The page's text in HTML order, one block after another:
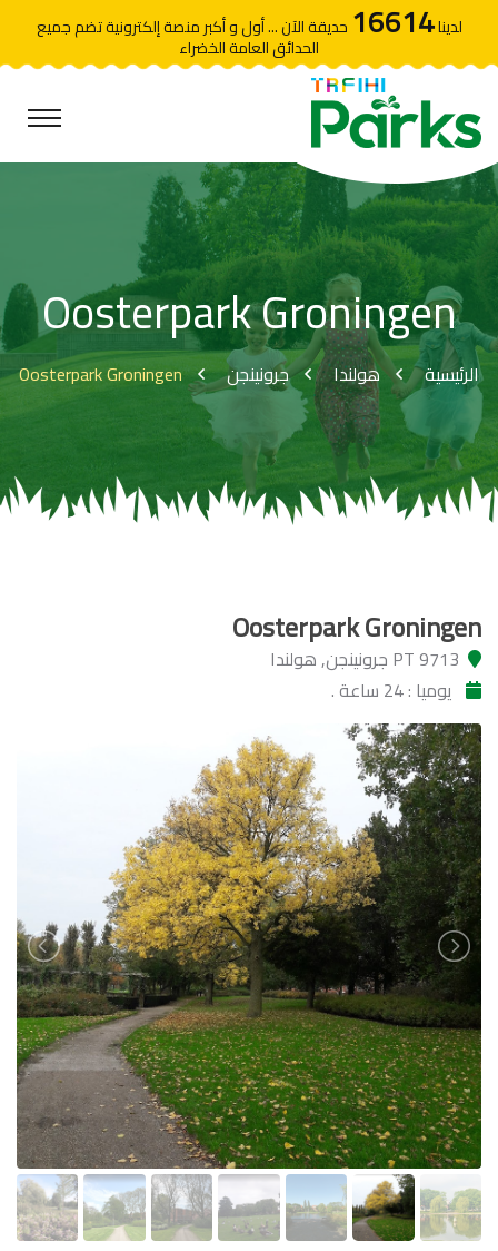
لدينا16614 حديقة الآن ... أول و أكبر منصة إلكترونية تضم جميع
الحدائق العامة الخضراء
Oosterpark Groningen
الرئيسية هولندا جرونينجن Oosterpark Groningen
Oosterpark Groningen
9713 PT جرونينجن, هولندا
يوميا : 24 ساعة .